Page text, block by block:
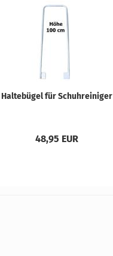
Hal­te­bü­gel für Schuh­rei­ni­ger
48,95 EUR